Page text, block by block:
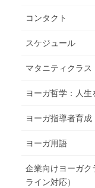
コンタクト
スケジュール
マタニティクラス
ヨーガ哲学：人
ヨーガ指導者育
ヨーガ用語
企業向けヨーガク
ライン対応）